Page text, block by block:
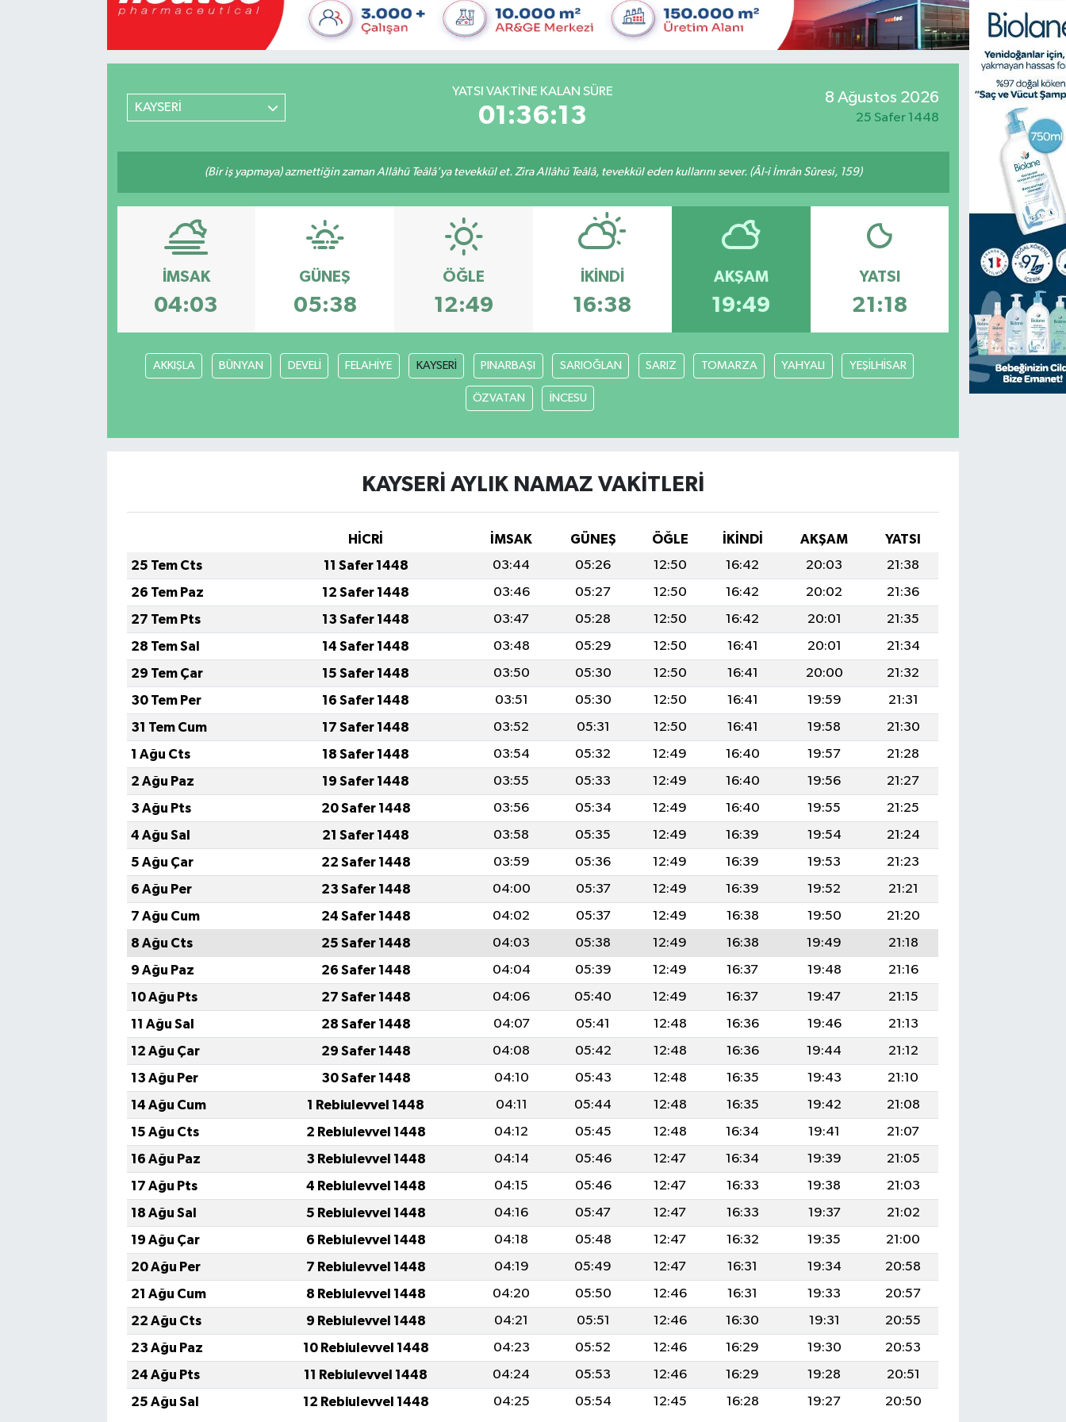
KAYSERİ
YATSI VAKTINE KALAN SÜRE
01:36:13
8 Ağustos 2026
25 Safer 1448
(Bir iş yapmaya) azmettiğin zaman Allâhü Teâlâ'ya tevekkül et. Zira Allâhü Teâlâ, tevekkül eden kullarını sever. (Âl-i İmrân Sûresi, 159)
İMSAK
04:03
GÜNEŞ
05:38
ÖĞLE
12:49
İKINDI
16:38
AKŞAM
19:49
YATSI
21:18
AKKIŞLA BÜNYAN DEVELİ FELAHİYE KAYSERİ PINARBAŞI SARIOĞLAN SARIZ TOMARZA YAHYALI YEŞİLHİSAR
ÖZVATAN İNCESU
KAYSERİ AYLIK NAMAZ VAKITLERI
HİCRİ İMSAK GÜNEŞ ÖĞLE İKINDI AKŞAM
YATSI
25 Tem Cts
11 Safer 1448 03:44 05:26 12:50 16:42 20:03
21:38
26 Tem Paz
12 Safer 1448 03:46 05:27 12:50 16:42 20:02
21:36
27 Tem Pts
13 Safer 1448 03:47 05:28 12:50 16:42 20:01
21:35
28 Tem Sal
14 Safer 1448 03:48 05:29 12:50 16:41 20:01
21:34
29 Tem Çar
15 Safer 1448 03:50 05:30 12:50 16:41 20:00
21:32
30 Tem Per
16 Safer 1448 03:51 05:30 12:50 16:41 19:59
21:31
31 Tem Cum
17 Safer 1448 03:52 05:31 12:50 16:41 19:58
21:30
1 Ağu Cts
18 Safer 1448 03:54 05:32 12:49 16:40 19:57
21:28
2 Ağu Paz
19 Safer 1448 03:55 05:33 12:49 16:40 19:56
21:27
3 Ağu Pts
20 Safer 1448 03:56 05:34 12:49 16:40 19:55
21:25
4 Ağu Sal
21 Safer 1448 03:58 05:35 12:49 16:39 19:54
21:24
5 Ağu Çar
22 Safer 1448 03:59 05:36 12:49 16:39 19:53
21:23
6 Ağu Per
23 Safer 1448 04:00 05:37 12:49 16:39 19:52
21:21
7 Ağu Cum
24 Safer 1448 04:02 05:37 12:49 16:38 19:50
21:20
8 Ağu Cts
25 Safer 1448 04:03 05:38 12:49 16:38 19:49
21:18
9 Ağu Paz
26 Safer 1448 04:04 05:39 12:49 16:37 19:48
21:16
10 Ağu Pts
27 Safer 1448 04:06 05:40 12:49 16:37 19:47
21:15
11 Ağu Sal
28 Safer 1448 04:07 05:41 12:48 16:36 19:46
21:13
12 Ağu Çar
29 Safer 1448 04:08 05:42 12:48 16:36 19:44
21:12
13 Ağu Per
30 Safer 1448 04:10 05:43 12:48 16:35 19:43
21:10
14 Ağu Cum
1 Rebiulevvel 1448 04:11 05:44 12:48 16:35 19:42
21:08
15 Ağu Cts
2 Rebiulevvel 1448 04:12 05:45 12:48 16:34 19:41
21:07
16 Ağu Paz
3 Rebiulevvel 1448 04:14 05:46 12:47 16:34 19:39
21:05
17 Ağu Pts
4 Rebiulevvel 1448 04:15 05:46 12:47 16:33 19:38
21:03
18 Ağu Sal
5 Rebiulevvel 1448 04:16 05:47 12:47 16:33 19:37
21:02
19 Ağu Çar
6 Rebiulevvel 1448 04:18 05:48 12:47 16:32 19:35
21:00
20 Ağu Per
7 Rebiulevvel 1448 04:19 05:49 12:47 16:31 19:34
20:58
21 Ağu Cum
8 Rebiulevvel 1448 04:20 05:50 12:46 16:31 19:33
20:57
22 Ağu Cts
9 Rebiulevvel 1448 04:21 05:51 12:46 16:30 19:31
20:55
23 Ağu Paz
10 Rebiulevvel 1448 04:23 05:52 12:46 16:29 19:30
20:53
24 Ağu Pts
11 Rebiulevvel 1448 04:24 05:53 12:46 16:29 19:28
20:51
25 Ağu Sal
12 Rebiulevvel 1448 04:25 05:54 12:45 16:28 19:27 20:50